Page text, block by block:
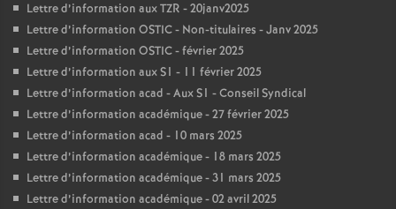
Lettre d’information aux TZR - 20janv2025
Lettre d’information OSTIC - Non-titulaires - Janv 2025
Lettre d’information OSTIC - février 2025
Lettre d’information aux S1 - 11 février 2025
Lettre d’information acad - Aux S1 - Conseil Syndical
Lettre d’information académique - 27 février 2025
Lettre d’information acad - 10 mars 2025
Lettre d’information académique - 18 mars 2025
Lettre d’information académique - 31 mars 2025
Lettre d’information académique - 02 avril 2025